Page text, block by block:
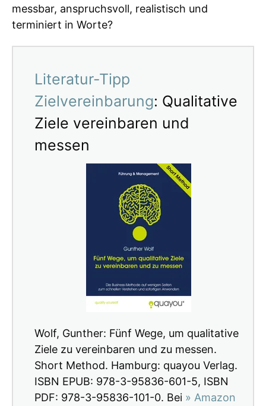
messbar, anspruchsvoll, realistisch und
terminiert in Worte?
Literatur-Tipp
Zielvereinbarung: Qualitative
Ziele vereinbaren und
messen
Wolf, Gunther: Fünf Wege, um qualitative
Ziele zu vereinbaren und zu messen.
Short Method. Hamburg: quayou Verlag.
ISBN EPUB: 978-3-95836-601-5, ISBN
PDF: 978-3-95836-101-0. Bei » Amazon